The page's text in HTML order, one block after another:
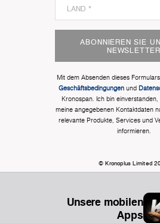
ABONNIEREN SIE
NEWSLETTER
Mit dem Absenden dieses
Geschäftsbedingungenund
Kronospan. Ich bin
meine angegebenen Kontaktdaten
relevante Produkte, Services und
informieren.
© Kronoplus Limited
Unsere mobilen
Apps